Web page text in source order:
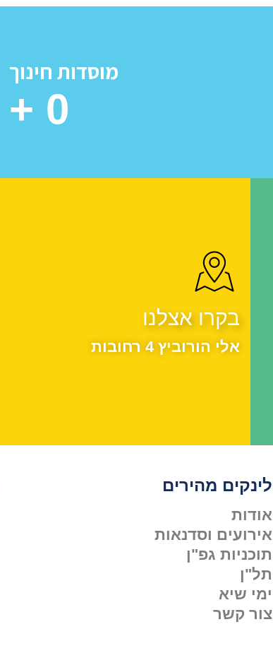
מוסדות חינוך
0
+
בקרו אצלנו
אלי הורוביץ 4 רחובות
לינקים מהירים
אודות
אירועים וסדנאות
תוכניות גפ"ן
תל"ן
ימי שיא
צור קשר